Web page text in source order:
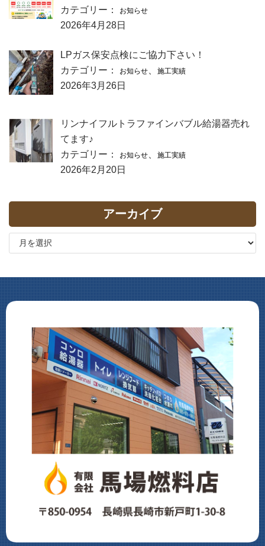
カテゴリー：
お知らせ
2026年4月28日
LPガス保安点検にご協力下さい！
カテゴリー：
お知らせ 施工実績
2026年3月26日
リンナイフルトラファインバブル給湯器売れ
てます♪
カテゴリー：
お知らせ 施工実績
2026年2月20日
アーカイブ